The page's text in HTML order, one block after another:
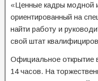
«Ценные кадры модной
ориентированный на
найти работу и
свой штат
Официальное открытие
14 часов. На